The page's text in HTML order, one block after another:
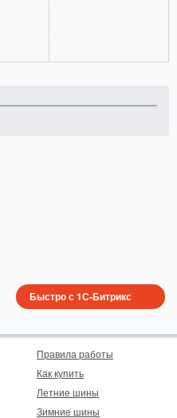
Правила работы
Как купить
Летние шины
Зимние шины
Быстро с 1С-Битрикс